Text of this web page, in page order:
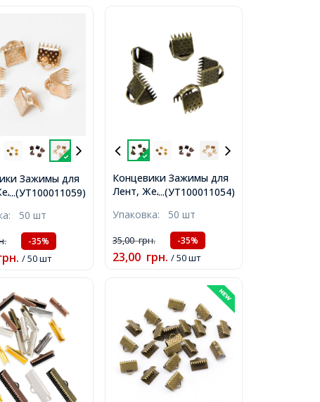
...(УТ100011059)
Зажимы для
Цвет:
6х7мм,
2мм,
50 шт
-35%
/ 50 шт
...(УТ100011054)
Концевики Зажимы для
Лент, Железные, Цвет:
Отверстие 2мм,
Упаковка: 50 шт
35,00грн. -35%
23,00 грн. / 50 шт